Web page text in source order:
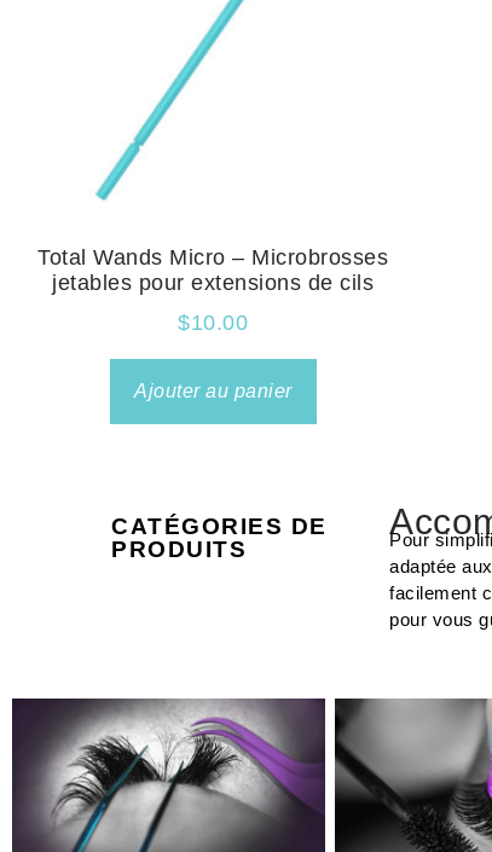
Total Wands Micro – Microbrosses
jetables pour extensions de cils
$10.00
Ajouter au panier
CATÉGORIES DE
PRODUITS
Pour
adaptée
facilement
pour vous